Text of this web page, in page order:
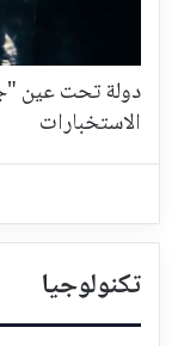
دولة تحت عين
الاستخبارات
تكنولوجيا